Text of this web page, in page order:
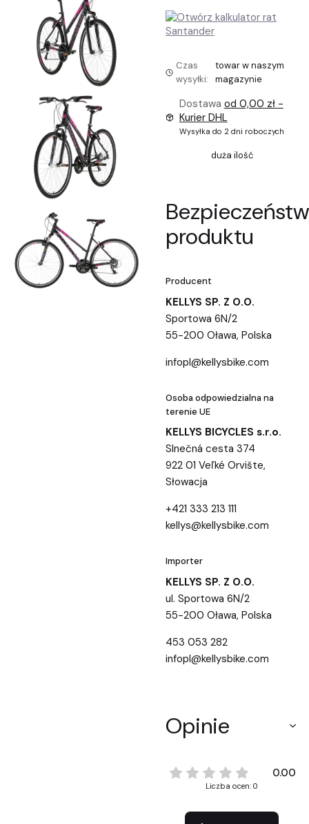
Czas
wysyłki:
towar w naszym
magazynie
Dostawa od 0,00 zł -
Kurier DHL
Wysyłka do 2 dni roboczych
duża ilość
produktu
Producent
KELLYS SP. Z O.O.
Sportowa 6N/2
55-200 Oława, Polska
infopl@kellysbike.com
Osoba odpowiedzialna na
terenie UE
KELLYS BICYCLES s.r.o.
Slnečná cesta 374
922 01 Veľké Orvište,
Słowacja
+421 333 213 111
kellys@kellysbike.com
Importer
KELLYS SP. Z O.O.
ul. Sportowa 6N/2
55-200 Oława, Polska
453 053 282
infopl@kellysbike.com
Opinie
0.00
Liczba ocen: 0